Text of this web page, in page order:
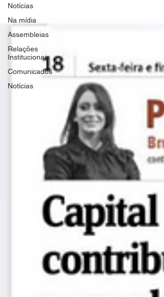
Notícias
Na mídia
Assembleias
Relações
Institucionais
Comunicados
Notícias